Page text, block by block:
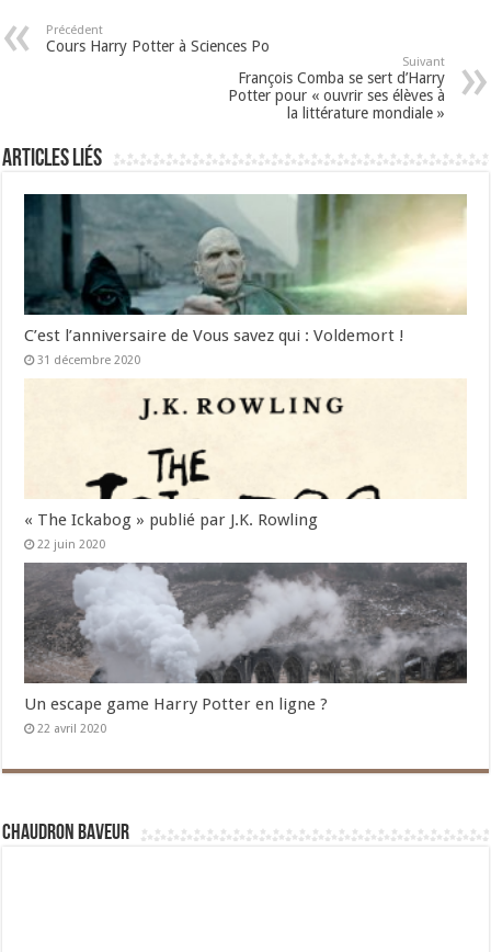
Précédent
Cours Harry Potter à Sciences Po
Suivant
François Comba se sert d’Harry
Potter pour « ouvrir ses élèves à
la littérature mondiale »
Articles liés
C’est l’anniversaire de Vous savez qui : Voldemort !
31 décembre 2020
« The Ickabog » publié par J.K. Rowling
22 juin 2020
Un escape game Harry Potter en ligne ?
22 avril 2020
Chaudron Baveur